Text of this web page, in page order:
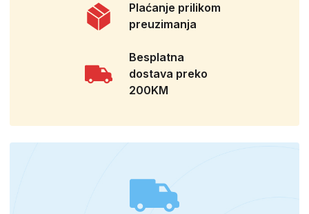
Plaćanje prilikom
preuzimanja
Besplatna
dostava preko
200KM